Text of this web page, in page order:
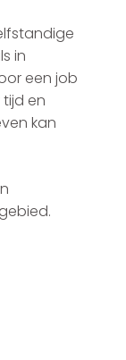
in
een job
en
kan